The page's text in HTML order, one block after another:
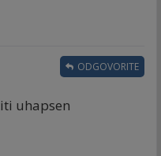
uhapsen
ODGOVORITE